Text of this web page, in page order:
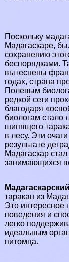
Поскольку
Мадагаскаре,
сохранению
беспорядками.
вытеснены
годах, страна
Полевым
редкой сети
благодаря
биологам стало
шипящего
в лесу. Эти
результате
Мадагаскар
занимающихся
таpaкан из
Это интересное
поведения и
легко
идеальным
питомца.